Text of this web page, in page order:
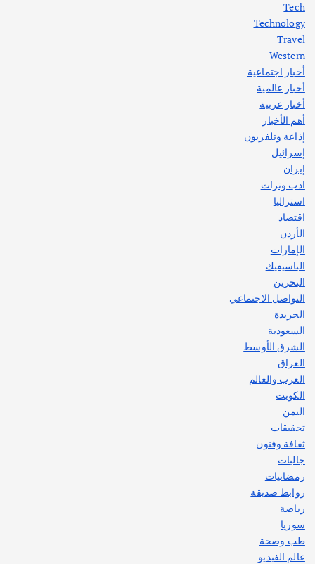
اختتام ورشة السينوغرافيا في مدينة كلباء الاماراتية
أغسطس 3, 2026
Tech
Technology
Travel
Western
أخبار اجتماعية
أخبار عالمية
أخبار عربية
أهم الأخبار
إذاعة وتلفزيون
إسرائيل
إيران
ادب وتراث
استراليا
اقتصاد
الأردن
الإمارات
الباسيفيك
البحرين
التواصل الاجتماعي
الجريدة
السعودية
الشرق الأوسط
العراق
العرب والعالم
الكويت
اليمن
تحقيقات
ثقافة وفنون
جاليات
رمضانيات
روابط صديقة
رياضة
سوريا
طب وصحة
عالم الفيديو